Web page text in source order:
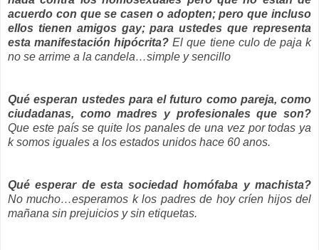
acuerdo con que se casen o adopten; pero que incluso
ellos tienen amigos gay; para ustedes que representa
esta manifestación hipócrita? El que tiene culo de paja k
no se arrime a la candela…simple y sencillo
Qué esperan ustedes para el futuro como pareja, como
ciudadanas, como madres y profesionales que son?
Que este país se quite los panales de una vez por todas ya
k somos iguales a los estados unidos hace 60 anos.
Qué esperar de esta sociedad homófaba y machista?
No mucho…esperamos k los padres de hoy críen hijos del
mañana sin prejuicios y sin etiquetas.